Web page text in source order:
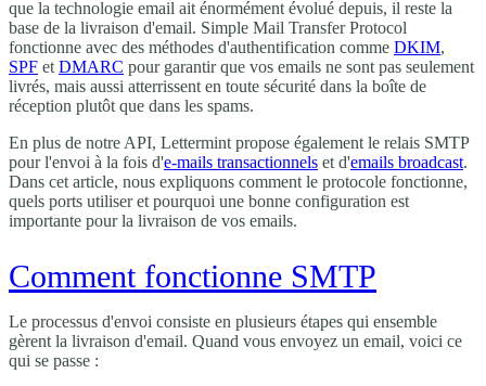
que la technologie email ait énormément évolué depuis, il reste la
base de la livraison d'email. Simple Mail Transfer Protocol
fonctionne avec des méthodes d'authentification comme DKIM,
SPF et DMARC pour garantir que vos emails ne sont pas seulement
livrés, mais aussi atterrissent en toute sécurité dans la boîte de
réception plutôt que dans les spams.
En plus de notre API, Lettermint propose également le relais SMTP
pour l'envoi à la fois d'e-mails transactionnels et d'emails broadcast.
Dans cet article, nous expliquons comment le protocole fonctionne,
quels ports utiliser et pourquoi une bonne configuration est
importante pour la livraison de vos emails.
Comment fonctionne SMTP
Le processus d'envoi consiste en plusieurs étapes qui ensemble
gèrent la livraison d'email. Quand vous envoyez un email, voici ce
qui se passe :